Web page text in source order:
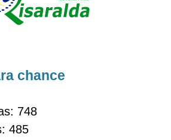
chance
748
485